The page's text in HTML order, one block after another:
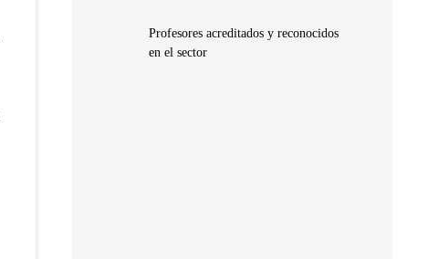
Profesores acreditados y reconocidos
en el sector